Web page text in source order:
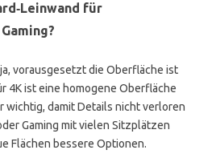
für
vorausgesetzt die Oberfläche ist
4K ist eine homogene Oberfläche
wichtig, damit Details nicht verloren
Gaming mit vielen Sitzplätzen
Flächen bessere Optionen.